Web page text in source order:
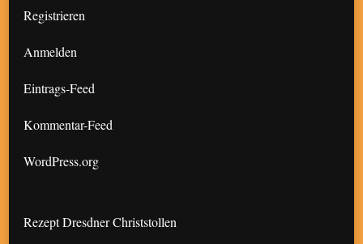
Registrieren
Anmelden
Eintrags-Feed
Kommentar-Feed
WordPress.org
Rezept Dresdner Christstollen